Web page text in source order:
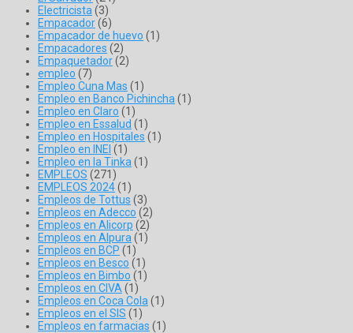
Electricista(3)
Empacador(6)
Empacador de huevo (1)
Empacadores (2)
Empaquetador(2)
empleo (7)
Empleo Cuna Mas (1)
Empleo en Banco Pichincha(1)
Empleo en Claro (1)
Empleo en Essalud (1)
Empleo en Hospitales (1)
Empleo en INEI (1)
Empleo en la Tinka(1)
EMPLEOS (271)
EMPLEOS 2024(1)
Empleos de Tottus (3)
Empleos en Adecco (2)
Empleos en Alicorp (2)
Empleos en Alpura(1)
Empleos en BCP (1)
Empleos en Besco (1)
Empleos en Bimbo (1)
Empleos en CIVA(1)
Empleos en Coca Cola(1)
Empleos en el SIS (1)
Empleos en farmacias (1)